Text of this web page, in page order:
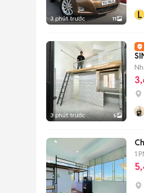
3 phút trước 11 L
3 phút trước 5
1